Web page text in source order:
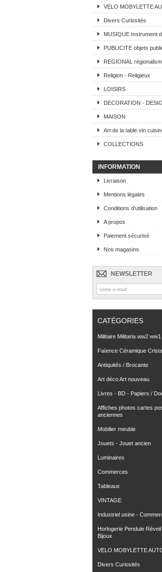
VELO MOBYLETTE
Divers Curiosités
MUSIQUE Instrument
PUBLICITE objets
REGIONAL
Religion - Religieux
LOISIRS
DECORATION -
MAISON
Art de la table vin
COLLECTIONS
INFORMATION
Livraison
Mentions légales
Conditions d'utilisation
A propos
Paiement sécurisé
Nos magasins
NEWSLETTER
CATÉGORIES
Militaire Militaria ww2 ww1
Faïence Céramique
Antiquités / Brocante
Art déco Art nouveau
Livres - BD - Papiers /
Affiches photos cartes
anciennes
Mobilier meuble
Jouets - Jouet ancien
Luminaires
Commerces
Tableaux
VINTAGE
Industriel usine -
Horlogerie Pendule
Bijoux
VELO MOBYLETTE
Divers Curiosités